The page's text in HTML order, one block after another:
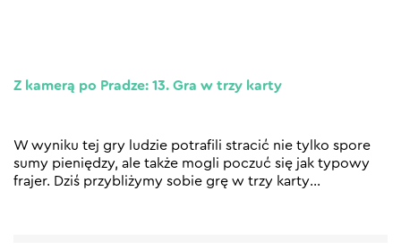
Z kamerą po Pradze: 13. Gra w trzy karty
W wyniku tej gry ludzie potrafili stracić nie tylko spore
sumy pieniędzy, ale także mogli poczuć się jak typowy
frajer. Dziś przybliżymy sobie grę w trzy karty…